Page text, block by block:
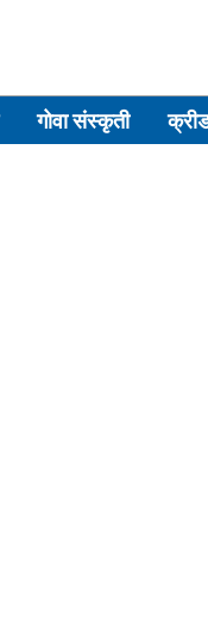
गोवा संस्कृती